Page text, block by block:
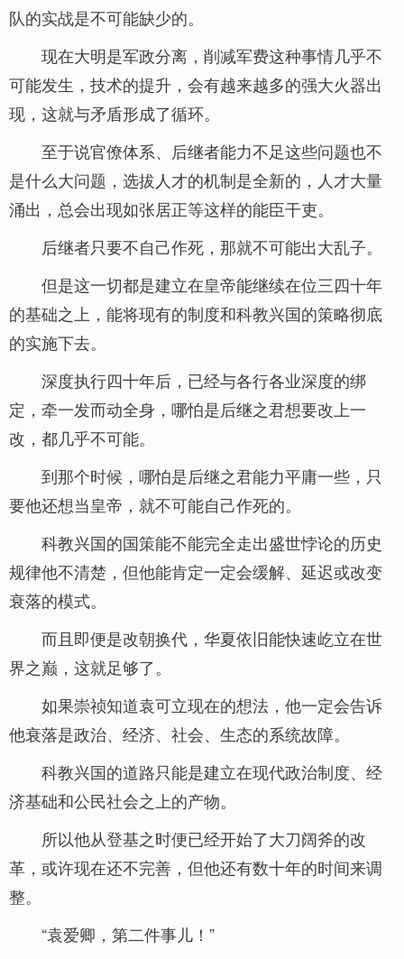
队的实战是不可能缺少的。
现在大明是军政分离，削减军费这种事情几乎不
可能发生，技术的提升，会有越来越多的强大火器出
现，这就与矛盾形成了循环。
至于说官僚体系、后继者能力不足这些问题也不
是什么大问题，选拔人才的机制是全新的，人才大量
涌出，总会出现如张居正等这样的能臣干吏。
后继者只要不自己作死，那就不可能出大乱子。
但是这一切都是建立在皇帝能继续在位三四十年
的基础之上，能将现有的制度和科教兴国的策略彻底
的实施下去。
深度执行四十年后，已经与各行各业深度的绑
定，牵一发而动全身，哪怕是后继之君想要改上一
改，都几乎不可能。
到那个时候，哪怕是后继之君能力平庸一些，只
要他还想当皇帝，就不可能自己作死的。
科教兴国的国策能不能完全走出盛世悖论的历史
规律他不清楚，但他能肯定一定会缓解、延迟或改变
衰落的模式。
而且即便是改朝换代，华夏依旧能快速屹立在世
界之巅，这就足够了。
如果崇祯知道袁可立现在的想法，他一定会告诉
他衰落是政治、经济、社会、生态的系统故障。
科教兴国的道路只能是建立在现代政治制度、经
济基础和公民社会之上的产物。
所以他从登基之时便已经开始了大刀阔斧的改
革，或许现在还不完善，但他还有数十年的时间来调
整。
“袁爱卿，第二件事儿！”